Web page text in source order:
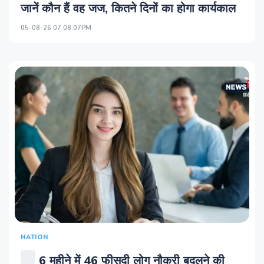
जानें कौन हैं वह जज, कितने दिनों का होगा कार्यकाल
05-08-26 07:08:07PM
NATION